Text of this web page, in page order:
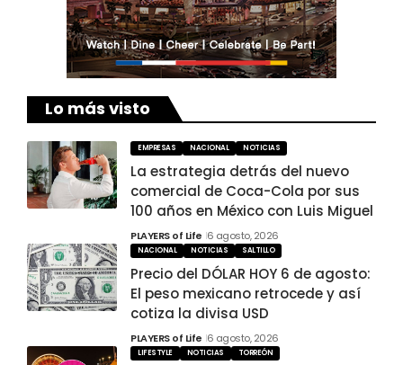
Lo más visto
EMPRESAS NACIONAL NOTICIAS
La estrategia detrás del nuevo
comercial de Coca-Cola por sus
100 años en México con Luis Miguel
PLAYERS of Life 6 agosto, 2026
NACIONAL NOTICIAS SALTILLO
Precio del DÓLAR HOY 6 de agosto:
El peso mexicano retrocede y así
cotiza la divisa USD
PLAYERS of Life 6 agosto, 2026
LIFESTYLE NOTICIAS TORREÓN